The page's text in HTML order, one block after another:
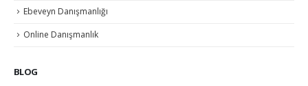
Ebeveyn Danışmanlığı
Online Danışmanlık
BLOG